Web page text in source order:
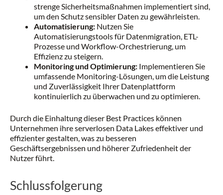
strenge Sicherheitsmaßnahmen implementiert sind,
um den Schutz sensibler Daten zu gewährleisten.
Automatisierung: Nutzen Sie
Automatisierungstools für Datenmigration, ETL-
Prozesse und Workflow-Orchestrierung, um
Effizienz zu steigern.
Monitoring und Optimierung: Implementieren Sie
umfassende Monitoring-Lösungen, um die Leistung
und Zuverlässigkeit Ihrer Datenplattform
kontinuierlich zu überwachen und zu optimieren.
Durch die Einhaltung dieser Best Practices können
Unternehmen ihre serverlosen Data Lakes effektiver und
effizienter gestalten, was zu besseren
Geschäftsergebnissen und höherer Zufriedenheit der
Nutzer führt.
Schlussfolgerung